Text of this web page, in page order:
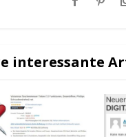
interessante